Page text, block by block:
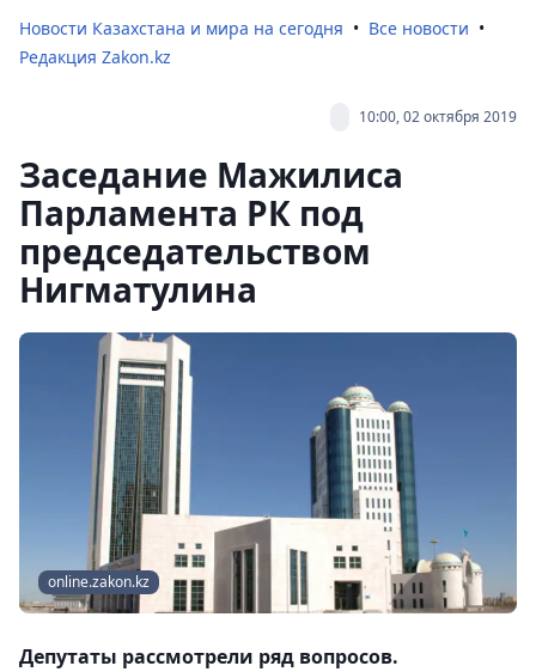
Новости Казахстана и мира на сегодня
Все новости
Редакция Zakon.kz
10:00, 02 октября 2019
Заседание Мажилиса
Парламента РК под
председательством
Нигматулина
online.zakon.kz
Депутаты рассмотрели ряд вопросов.